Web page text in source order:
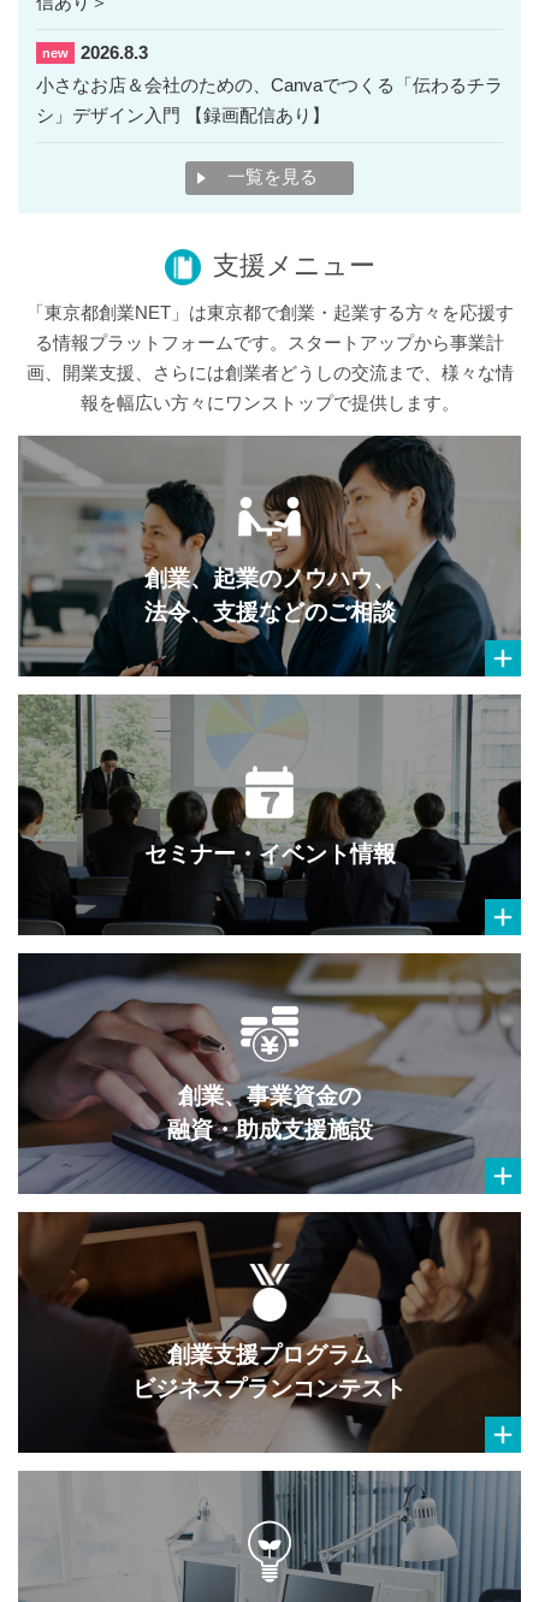
new
2026.8.3
小さなお店＆会社のための、Canvaでつくる「伝わるチラ
シ」デザイン入門 【録画配信あり】
一覧を見る
支援メニュー
「東京都創業NET」は東京都で創業・起業する方々を応援す
る情報プラットフォームです。スタートアップから事業計
画、開業支援、さらには創業者どうしの交流まで、様々な情
報を幅広い方々にワンストップで提供します。
創業、起業のノウハウ、
法令、支援などのご相談
セミナー・イベント情報
創業、事業資金の
融資・助成支援施設
創業支援プログラム
ビジネスプランコンテスト